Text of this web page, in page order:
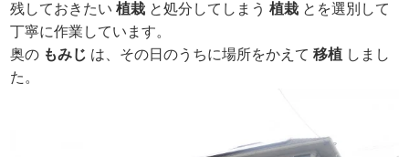
残しておきたい植栽 と処分してしまう植栽 とを選別して
丁寧に作業しています。
奥の もみじ は、その日のうちに場所をかえて移植 しまし
た。